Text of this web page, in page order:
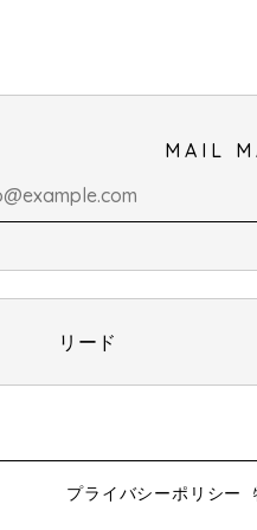
MAIL
リード
プライバシーポリシー